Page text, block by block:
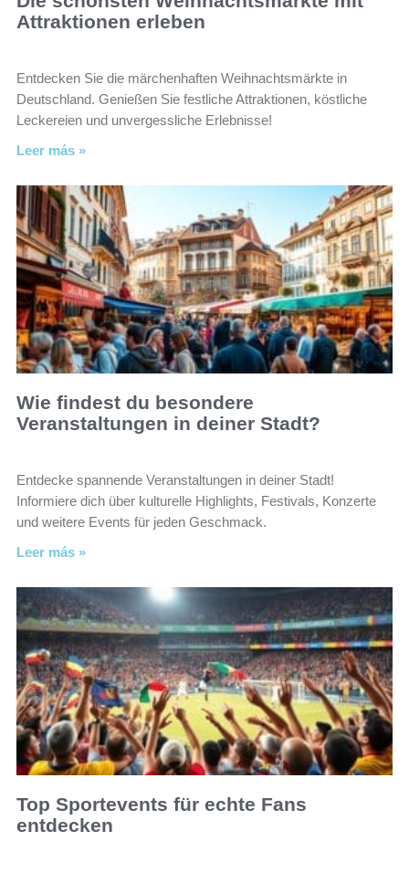
Attraktionen erleben
Entdecken Sie die märchenhaften Weihnachtsmärkte in
Deutschland. Genießen Sie festliche Attraktionen, köstliche
Leckereien und unvergessliche Erlebnisse!
Leer más »
Wie findest du besondere
Veranstaltungen in deiner Stadt?
Entdecke spannende Veranstaltungen in deiner Stadt!
Informiere dich über kulturelle Highlights, Festivals, Konzerte
und weitere Events für jeden Geschmack.
Leer más »
Top Sportevents für echte Fans
entdecken